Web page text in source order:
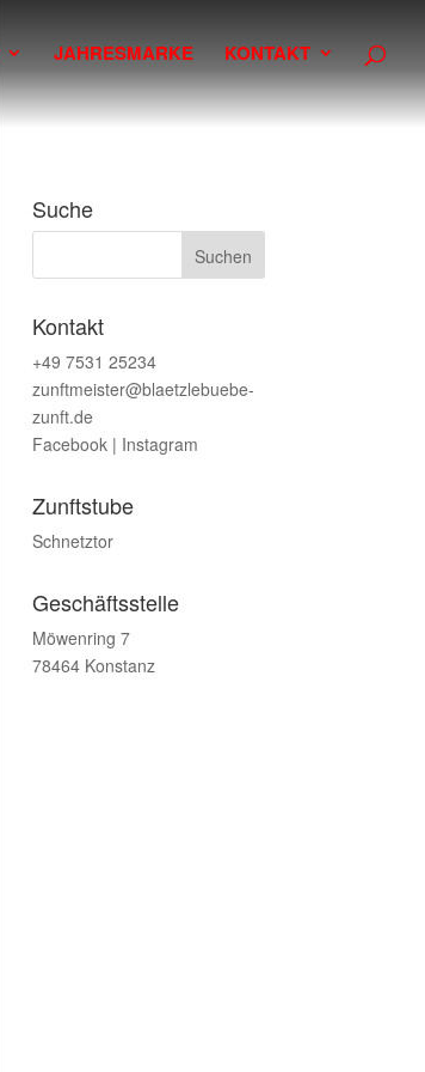
JAHRESMARKE KONTAKT
Suche
Kontakt
+49 7531 25234
zunftmeister@blaetzlebuebe-
zunft.de
Facebook | Instagram
Zunftstube
Schnetztor
Geschäftsstelle
Möwenring 7
78464 Konstanz